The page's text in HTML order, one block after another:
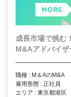
成長市場で挑む
M&Aアドバイザ
職種 : M＆AのM&A
雇用形態 : 正社員
エリア : 東京都港区